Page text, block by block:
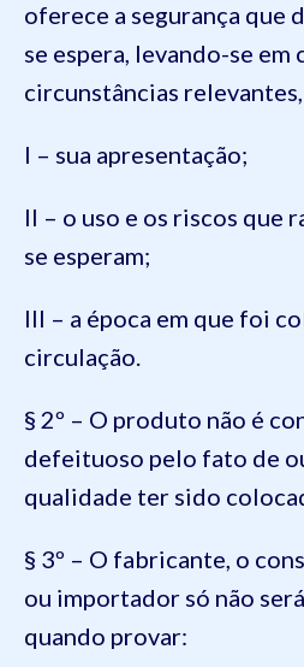
oferece a segurança que
se espera, levando-se em
circunstâncias
I – sua apresentação;
II – o uso e os riscos que
se esperam;
III – a época em que foi
circulação.
§ 2º – O produto não é
defeituoso pelo fato de
qualidade ter sido
§ 3º – O fabricante, o
ou importador só não
quando provar: